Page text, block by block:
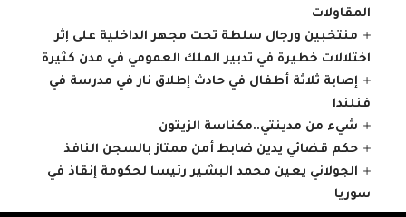
المقاولات
منتخبين ورجال سلطة تحت مجهر الداخلية على إثر
اختلالات خطيرة في تدبير الملك العمومي في مدن كثيرة
إصابة ثلاثة أطفال في حادث إطلاق نار في مدرسة في
فنلندا
شيء من مدينتي..مكناسة الزيتون
حكم قضائي يدين ضابط أمن ممتاز بالسجن النافذ
الجولاني يعين محمد البشير رئيسا لحكومة إنقاذ في
سوريا